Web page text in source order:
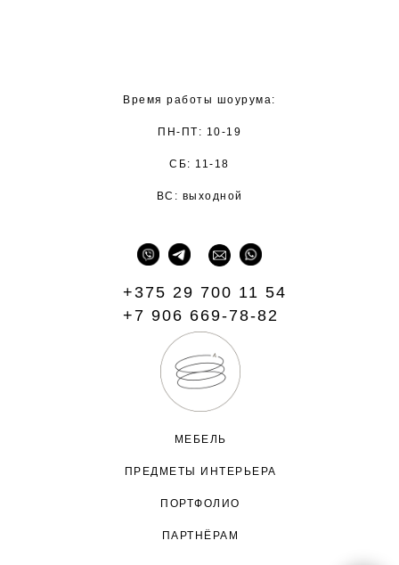
МЕБЕЛЬ
ПРЕДМЕТЫ ИНТЕРЬЕРА
ПОРТФОЛИО
ПАРТНЁРАМ
+375 29 700 11 54
Время работы шоурума:
ПН-ПТ: 10-19
СБ: 11-18
ВС: выходной
+7 906 669-78-82